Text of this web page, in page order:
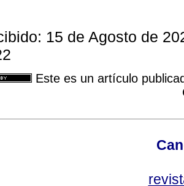
15 de Agosto de
Este es un artículo